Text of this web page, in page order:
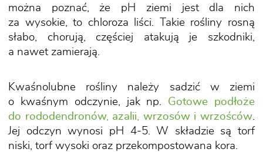
można poznać, że pH ziemi jest dla nich
za wysokie, to chloroza liści. Takie rośliny rosną
słabo, chorują, częściej atakują je szkodniki,
a nawet zamierają.
Kwaśnolubne rośliny należy sadzić w ziemi
o kwaśnym odczynie, jak np. Gotowe podłoże
do rododendronów, azalii, wrzosów i wrzośców.
Jej odczyn wynosi pH 4-5. W składzie są torf
niski, torf wysoki oraz przekompostowana kora.